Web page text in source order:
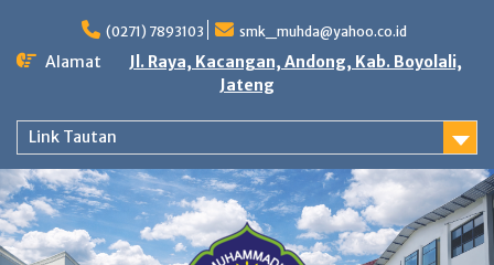
content
(0271) 7893103 smk_muhda@yahoo.co.id
Alamat
Jl. Raya, Kacangan, Andong, Kab. Boyolali,
Jateng
Link Tautan